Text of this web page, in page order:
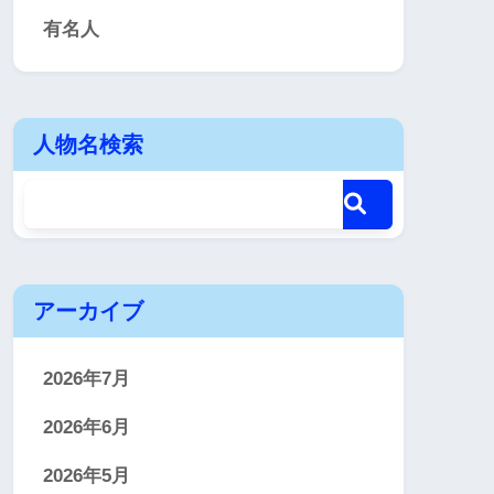
有名人
人物名検索
アーカイブ
2026年7月
2026年6月
2026年5月